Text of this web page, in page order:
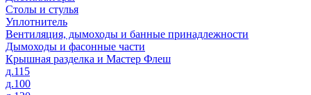
Столы и стулья
Уплотнитель
Вентиляция, дымоходы и банные принадлежности
Дымоходы и фасонные части
Крышная разделка и Мастер Флеш
д.115
д.100